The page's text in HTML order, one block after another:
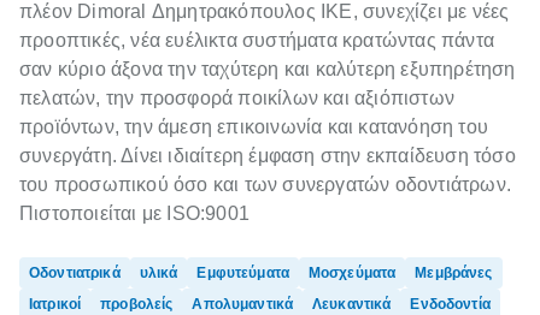
πλέον Dimoral Δημητρακόπουλος ΙΚΕ, συνεχίζει με νέες
προοπτικές, νέα ευέλικτα συστήματα κρατώντας πάντα
σαν κύριο άξονα την ταχύτερη και καλύτερη εξυπηρέτηση
πελατών, την προσφορά ποικίλων και αξιόπιστων
προϊόντων, την άμεση επικοινωνία και κατανόηση του
συνεργάτη. Δίνει ιδιαίτερη έμφαση στην εκπαίδευση τόσο
του προσωπικού όσο και των συνεργατών οδοντιάτρων.
Πιστοποιείται με ISO:9001
Οδοντιατρικά υλικά Εμφυτεύματα Μοσχεύματα
Μεμβράνες
Ιατρικοί
προβολείς Απολυμαντικά Λευκαντικά Ενδοδοντία